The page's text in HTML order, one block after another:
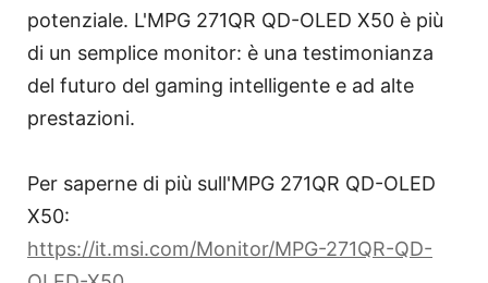
potenziale. L'MPG 271QR QD-OLED X50 è più
di un semplice monitor: è una testimonianza
del futuro del gaming intelligente e ad alte
prestazioni.
Per saperne di più sull'MPG 271QR QD-OLED
X50:
https://it.msi.com/Monitor/MPG-271QR-QD-